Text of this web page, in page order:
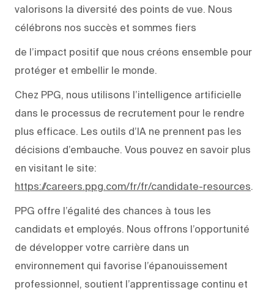
valorisons la diversité des points de vue. Nous
célébrons nos succès et sommes fiers
de l’impact positif que nous créons ensemble pour
protéger et embellir le monde.
Chez PPG, nous utilisons l’intelligence artificielle
dans le processus de recrutement pour le rendre
plus efficace. Les outils d’IA ne prennent pas les
décisions d’embauche. Vous pouvez en savoir plus
en visitant le site:
https://careers.ppg.com/fr/fr/candidate-resources.
PPG offre l’égalité des chances à tous les
candidats et employés. Nous offrons l’opportunité
de développer votre carrière dans un
environnement qui favorise l’épanouissement
professionnel, soutient l’apprentissage continu et